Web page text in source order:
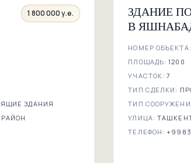
1 800 000 у.е.
ЗДАНИЯ
ЗДАНИЕ
В
НОМЕР ОБЪЕКТА:
ПЛОЩАДЬ:1200
УЧАСТОК:7
ТИП СДЕЛКИ:
ТИП
УЛИЦА:
ТЕЛЕФОН: